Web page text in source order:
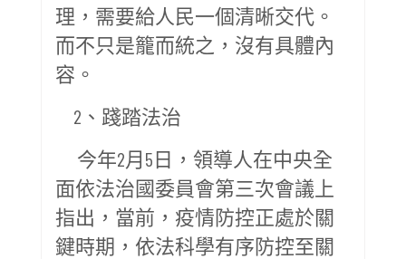
理，需要給人民一個清晰交代。
而不只是籠而統之，沒有具體內
容。
2、踐踏法治
今年2月5日，領導人在中央全
面依法治國委員會第三次會議上
指出，當前，疫情防控正處於關
鍵時期，依法科學有序防控至關